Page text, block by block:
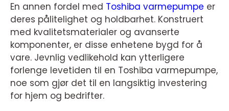
En annen fordel med Toshiba varmepumpe er
deres pålitelighet og holdbarhet. Konstruert
med kvalitetsmaterialer og avanserte
komponenter, er disse enhetene bygd for å
vare. Jevnlig vedlikehold kan ytterligere
forlenge levetiden til en Toshiba varmepumpe,
noe som gjør det til en langsiktig investering
for hjem og bedrifter.